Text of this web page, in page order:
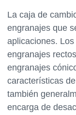
La caja de
engranajes que
aplicaciones.
engranajes
engranajes
características
también
encarga de